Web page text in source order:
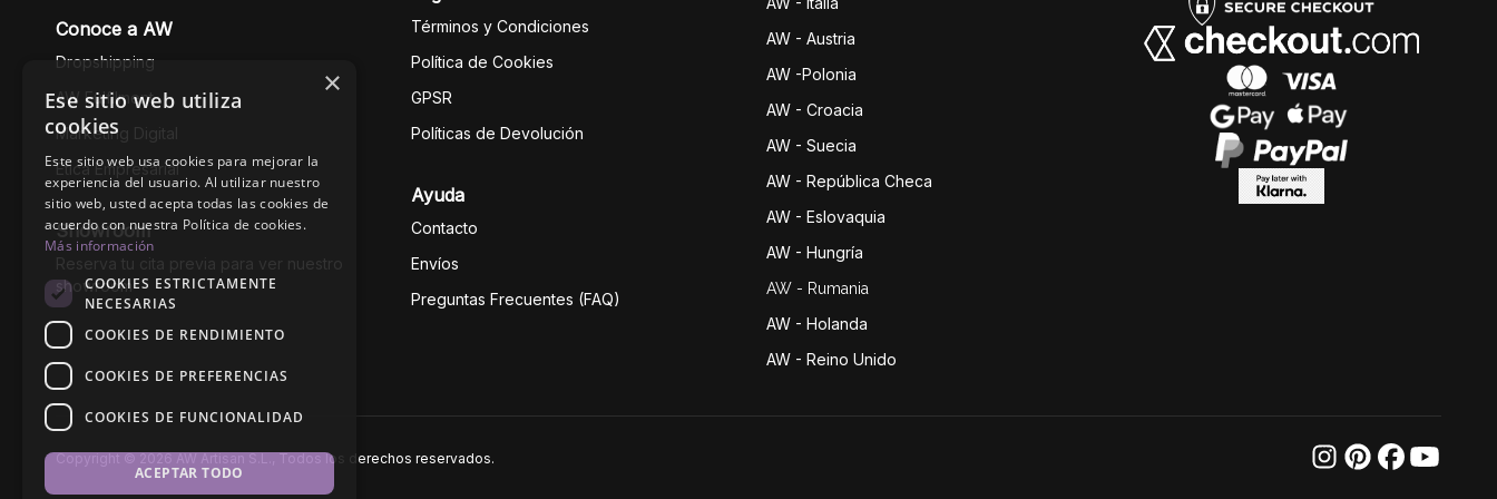
Conoce a AW
Dropshipping
AW Fulfilment
Marketing Digital
Ética Empresarial
Showroom
Reserva tu cita previa para ver nuestro
showroom
Términos y Condiciones
Política de Cookies
GPSR
Políticas de Devolución
Ayuda
Contacto
Envíos
Preguntas Frecuentes (FAQ)
AW - Austria
AW -Polonia
AW - Croacia
AW - Suecia
AW - República Checa
AW - Eslovaquia
AW - Hungría
AW - Rumania
AW - Holanda
AW - Reino Unido
Copyright © 2026 AW Artisan S.L., Todos los derechos reservados.
×
Ese sitio web utiliza
cookies
Este sitio web usa cookies para mejorar la
experiencia del usuario. Al utilizar nuestro
sitio web, usted acepta todas las cookies de
acuerdo con nuestra Política de cookies.
Más información
COOKIES ESTRICTAMENTE
NECESARIAS
COOKIES DE RENDIMIENTO
COOKIES DE PREFERENCIAS
COOKIES DE FUNCIONALIDAD
ACEPTAR TODO